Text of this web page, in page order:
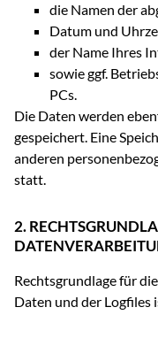
die Namen der
Datum und
der Name Ihres
sowie ggf.
PCs.
Die Daten werden
gespeichert. Eine
anderen
statt.
2.
Rechtsgrundlage für
Daten und der Logfiles